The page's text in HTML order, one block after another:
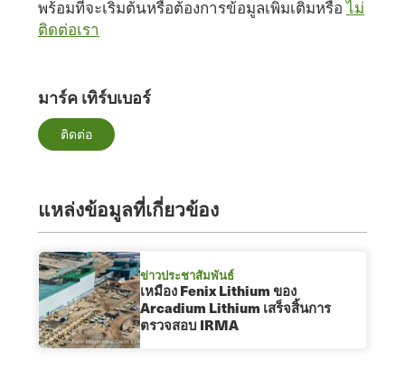
พร้อมที่จะเริ่มต้นหรือต้องการข้อมูลเพิ่มเติมหรือไม่
ติดต่อเรา
มาร์ค เทิร์บเบอร์
ติดต่อ
แหล่งข้อมูลที่เกี่ยวข้อง
ข่าวประชาสัมพันธ์
เหมือง Fenix Lithium ของ
Arcadium Lithium เสร็จสิ้นการ
ตรวจสอบ IRMA